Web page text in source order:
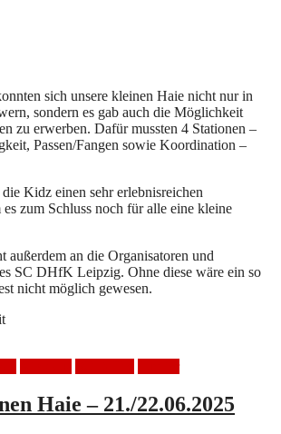
sich unsere kleinen Haie nicht nur in
sondern es gab auch die Möglichkeit
zu erwerben. Dafür mussten 4 Stationen –
Passen/Fangen sowie Koordination –
Kidz einen sehr erlebnisreichen
zum Schluss noch für alle eine kleine
außerdem an die Organisatoren und
SC DHfK Leipzig. Ohne diese wäre ein so
nicht möglich gewesen.
Haie – 21./22.06.2025